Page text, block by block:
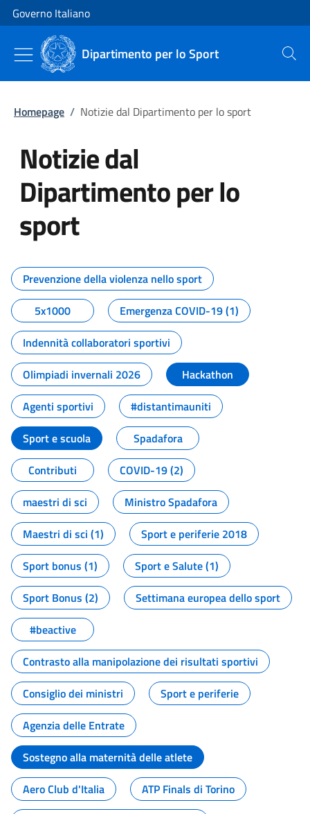
Vai al contenuto
Vai alla navigazione del sito
Governo Italiano
Dipartimento per lo Sport Cerca
Homepage / Notizie dal Dipartimento per lo sport
Notizie dal
Dipartimento per lo
sport
Tutti i contenuti della pagina
Prevenzione della violenza nello sport
5x1000
Emergenza COVID-19 (1)
Indennità collaboratori sportivi
Olimpiadi invernali 2026
Hackathon
Agenti sportivi
#distantimauniti
Sport e scuola
Spadafora
Contributi
COVID-19 (2)
maestri di sci
Ministro Spadafora
Maestri di sci (1)
Sport e periferie 2018
Sport bonus (1)
Sport e Salute (1)
Sport Bonus (2)
Settimana europea dello sport
#beactive
Contrasto alla manipolazione dei risultati sportivi
Consiglio dei ministri
Sport e periferie
Agenzia delle Entrate
Sostegno alla maternità delle atlete
Aero Club d'Italia
ATP Finals di Torino